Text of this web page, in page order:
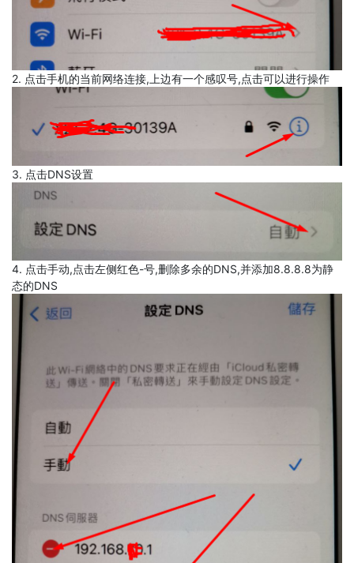
2. 点击手机的当前网络连接,上边有一个感叹号,点击可以进行操作
3. 点击DNS设置
4. 点击手动,点击左侧红色-号,删除多余的DNS,并添加8.8.8.8为静
态的DNS